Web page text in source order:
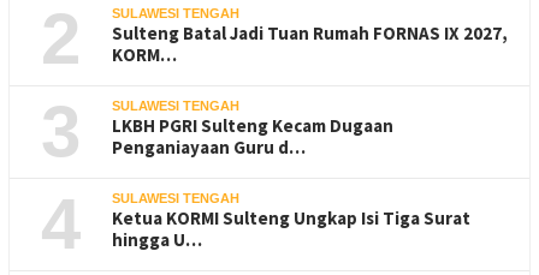
2 SULAWESI TENGAH
Sulteng Batal Jadi Tuan Rumah FORNAS IX 2027,
KORM…
3 SULAWESI TENGAH
LKBH PGRI Sulteng Kecam Dugaan
Penganiayaan Guru d…
4 SULAWESI TENGAH
Ketua KORMI Sulteng Ungkap Isi Tiga Surat
hingga U…